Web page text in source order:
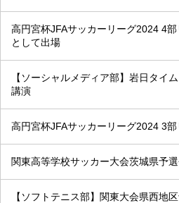
高円宮杯JFAサッカーリーグ2024 4
として出場
【ソーシャルメディア部】岩日タイ
講演
高円宮杯JFAサッカーリーグ2024 3
関東高等学校サッカー大会茨城県予
【ソフトテニス部】関東大会県西地